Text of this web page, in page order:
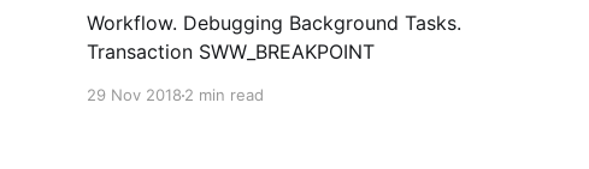
Workflow. Debugging Background Tasks.
Transaction SWW_BREAKPOINT
29 Nov 2018 2 min read